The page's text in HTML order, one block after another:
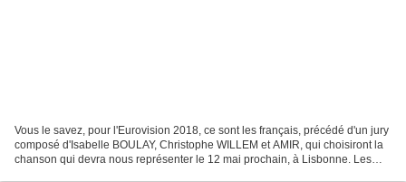
Vous le savez, pour l'Eurovision 2018, ce sont les français, précédé d'un jury
composé d'Isabelle BOULAY, Christophe WILLEM et AMIR, qui choisiront la
chanson qui devra nous représenter le 12 mai prochain, à Lisbonne. Les